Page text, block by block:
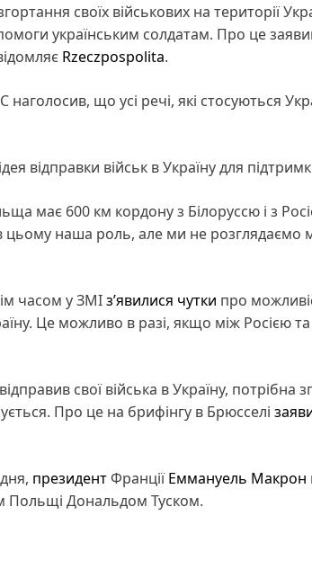
своїх військових на території
українським солдатам. Про це
Rzeczpospolita.
що усі речі, які стосуються
відправки військ в Україну для
має 600 км кордону з Білоруссю і з
цьому наша роль, але ми не розглядаємо
часом у ЗМІз’явилися чутки про
Це можливо в разі, якщо між Росією
свої війська в Україну, потрібна
Про це на брифінгу в Брюсселі
президентФранціїЕммануель Макрон
Польщі Дональдом Туском.